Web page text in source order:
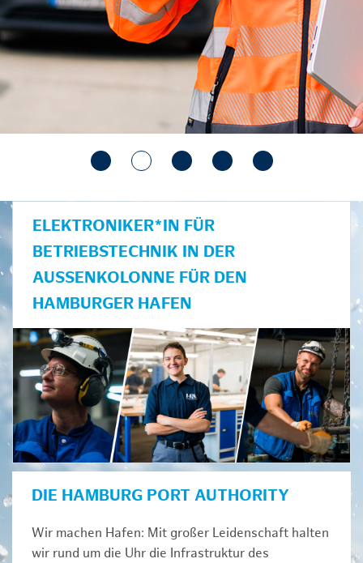
ELEKTRONIKER*IN FÜR
BETRIEBSTECHNIK IN DER
AUSSENKOLONNE FÜR DEN H
AMBURGER HAFEN
DIE HAMBURG PORT AUTHORITY
Wir machen Hafen: Mit großer Leidenschaft halten
wir rund um die Uhr die Infrastruktur des